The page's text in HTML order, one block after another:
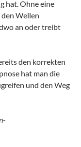
hat. Ohne eine
Wellen
an oder treibt
den korrekten
hat man die
und den Weg